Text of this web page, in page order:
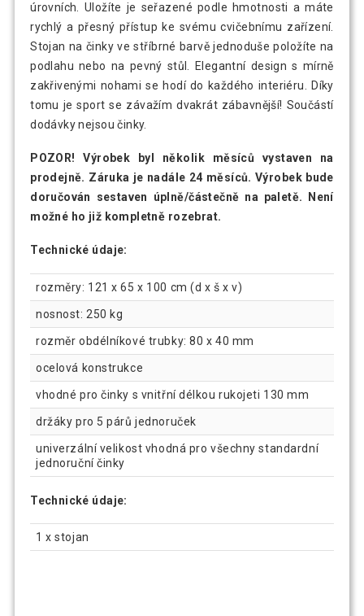
úrovních. Uložíte je seřazené podle hmotnosti a máte
rychlý a přesný přístup ke svému cvičebnímu zařízení.
Stojan na činky ve stříbrné barvě jednoduše položíte na
podlahu nebo na pevný stůl. Elegantní design s mírně
zakřivenými nohami se hodí do každého interiéru. Díky
tomu je sport se závažím dvakrát zábavnější! Součástí
dodávky nejsou činky.
POZOR! Výrobek byl několik měsíců vystaven na
prodejně. Záruka je nadále 24 měsíců. Výrobek bude
doručován sestaven úplně/částečně na paletě. Není
možné ho již kompletně rozebrat.
Technické údaje:
rozměry: 121 x 65 x 100 cm (d x š x v)
nosnost: 250 kg
rozměr obdélníkové trubky: 80 x 40 mm
ocelová konstrukce
vhodné pro činky s vnitřní délkou rukojeti 130 mm
držáky pro 5 párů jednoruček
univerzální velikost vhodná pro všechny standardní
jednoruční činky
Technické údaje:
1 x stojan